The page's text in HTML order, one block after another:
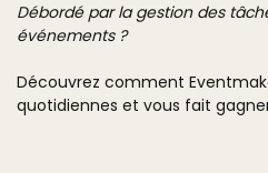
Débordé par la gestion des
événements ?
Découvrez comment
quotidiennes et vous fait